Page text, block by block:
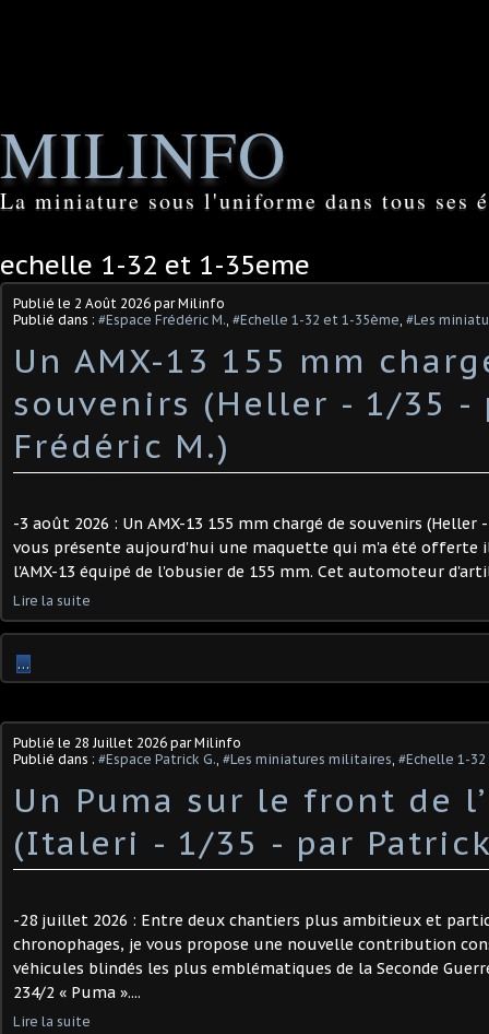
MILINFO
La miniature sous l'uniforme dans tous ses
echelle 1-32 et 1-35eme
Publié le 2 Août 2026 par Milinfo
Publié dans : #Espace Frédéric M., #Echelle 1-32 et 1-35ème, #Les
Un AMX-13 155 mm
souvenirs (Heller - 1/35 -
Frédéric M.) ​
-3 août 2026 : Un AMX-13 155 mm chargé de souvenirs (Heller
vous présente aujourd'hui une maquette qui m'a été offerte
l'AMX-13 équipé de l'obusier de 155 mm. Cet automoteur
Lire la suite
…
Publié le 28 Juillet 2026 par Milinfo
Publié dans : #Espace Patrick G., #Les miniatures militaires, #Echelle 1-
Un Puma sur le front de
(Italeri - 1/35 - par
-28 juillet 2026 : Entre deux chantiers plus ambitieux et
chronophages, je vous propose une nouvelle contribution
véhicules blindés les plus emblématiques de la Seconde
234/2 « Puma »....
Lire la suite